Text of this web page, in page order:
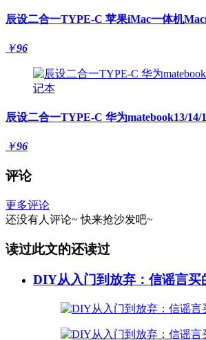
辰设二合一TYPE-C 苹果iMac一体机
￥96
辰设二合一TYPE-C 华为matebook13/14/
￥96
评论
更多评论
还没有人评论~ 快来抢沙发吧~
读过此文的还读过
DIY从入门到放弃：信谣言买